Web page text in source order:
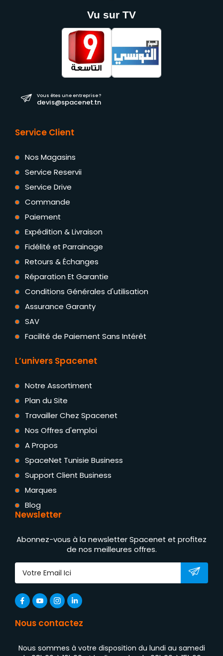
Vu sur TV
Vous êtes une entreprise ?
devis@spacenet.tn
Service Client
Nos Magasins
Service Reservii
Service Drive
Commande
Paiement
Expédition & Livraison
Fidélité et Parrainage
Retours & Échanges
Réparation Et Garantie
Conditions Générales d'utilisation
Assurance Garanty
SAV
Facilité de Paiement Sans Intérêt
L’univers Spacenet
Notre Assortiment
Plan du Site
Travailler Chez Spacenet
Nos Offres d'emploi
A Propos
SpaceNet Tunisie Business
Support Client Business
Marques
Blog
Newsletter
Abonnez-vous à la newsletter Spacenet et profitez
de nos meilleures offres.
Nous contactez
Nous sommes à votre disposition du lundi au samedi